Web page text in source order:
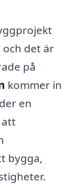
och det är
på
kommer in
en
bygga,